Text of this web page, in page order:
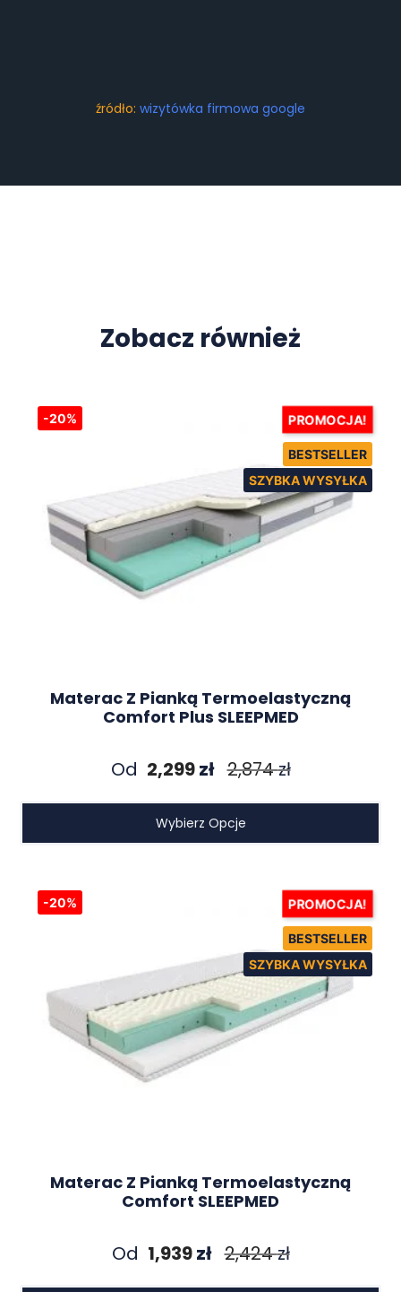
źródło: wizytówka firmowa google
Zobacz również
PROMOCJA!
Materac Z Pianką Termoelastyczną
Comfort Plus SLEEPMED
Od 2,299zł 2,874zł
-20%
Wybierz Opcje
PROMOCJA!
Materac Z Pianką Termoelastyczną
Comfort SLEEPMED
Od 1,939zł 2,424zł
-20%